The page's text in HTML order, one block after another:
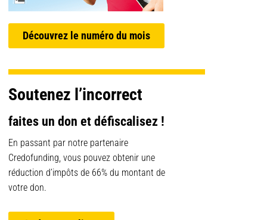
Découvrez le numéro du mois
Soutenez l’incorrect
faites un don et défiscalisez !
En passant par notre partenaire
Credofunding, vous pouvez obtenir une
réduction d’impôts de 66% du montant de
votre don.